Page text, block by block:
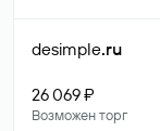
desimple.ru
26 069 ₽
Возможен торг